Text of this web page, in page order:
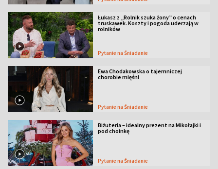
Łukasz z „Rolnik szuka żony” o cenach
truskawek. Koszty i pogoda uderzają w
rolników
Pytanie na Śniadanie
Ewa Chodakowska o tajemniczej
chorobie mięśni
Pytanie na Śniadanie
Biżuteria – idealny prezent na Mikołajki i
pod choinkę
Pytanie na Śniadanie